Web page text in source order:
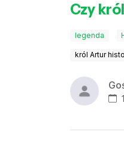
Czy
legenda
król Artur